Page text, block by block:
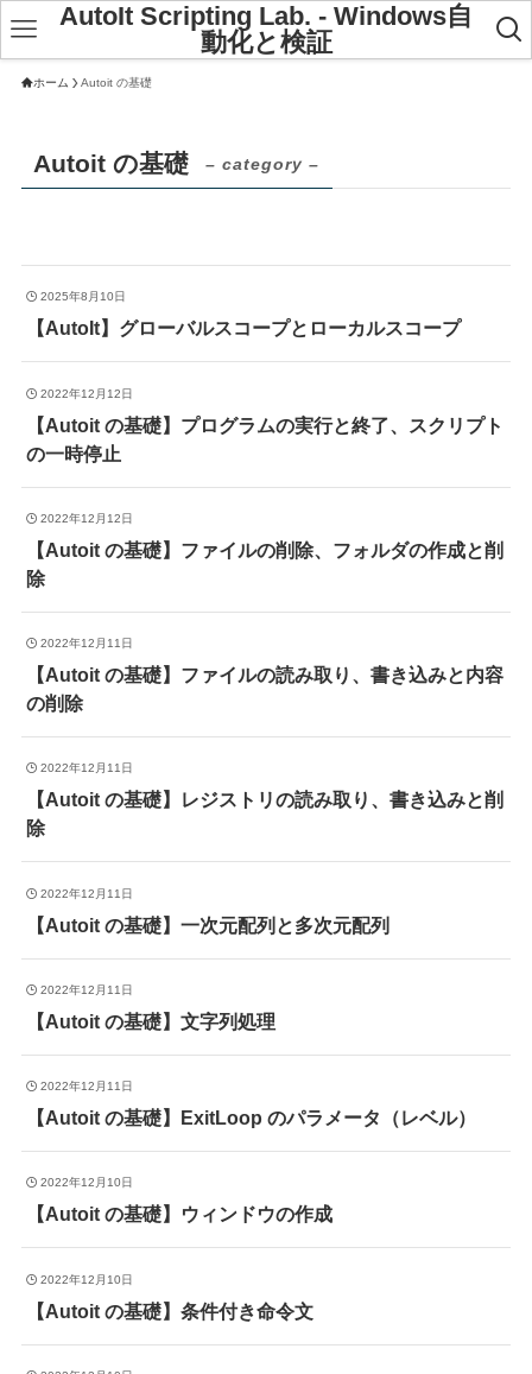
AutoIt Scripting Lab. - Windows自
動化と検証
ホーム Autoit の基礎
Autoit の基礎 – category –
2025年8月10日
【AutoIt】グローバルスコープとローカルスコープ
2022年12月12日
【Autoit の基礎】プログラムの実行と終了、スクリプト
の一時停止
2022年12月12日
【Autoit の基礎】ファイルの削除、フォルダの作成と削
除
2022年12月11日
【Autoit の基礎】ファイルの読み取り、書き込みと内容
の削除
2022年12月11日
【Autoit の基礎】レジストリの読み取り、書き込みと削
除
2022年12月11日
【Autoit の基礎】一次元配列と多次元配列
2022年12月11日
【Autoit の基礎】文字列処理
2022年12月11日
【Autoit の基礎】ExitLoop のパラメータ（レベル）
2022年12月10日
【Autoit の基礎】ウィンドウの作成
2022年12月10日
【Autoit の基礎】条件付き命令文